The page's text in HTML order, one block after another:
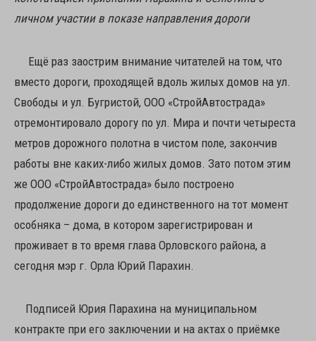
личном участии в показе направления дороги
Ещё раз заострим внимание читателей на том, что
вместо дороги, проходящей вдоль жилых домов на ул.
Свободы и ул. Бугристой, ООО «СтройАвтострада»
отремонтировало дорогу по ул. Мира и почти четыреста
метров дорожного полотна в чистом поле, закончив
работы вне каких-либо жилых домов. Зато потом этим
же ООО «СтройАвтострада» было построено
продолжение дороги до единственного на тот момент
особняка – дома, в котором зарегистрирован и
проживает в то время глава Орловского района, а
сегодня мэр г. Орла Юрий Парахин.
Подписей Юрия Парахина на муниципальном
контракте при его заключении и на актах о приёмке